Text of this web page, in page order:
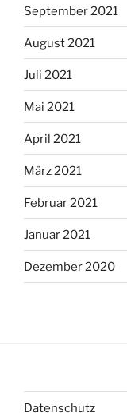
September 2021
August 2021
Juli 2021
Mai 2021
April 2021
März 2021
Februar 2021
Januar 2021
Dezember 2020
Datenschutz